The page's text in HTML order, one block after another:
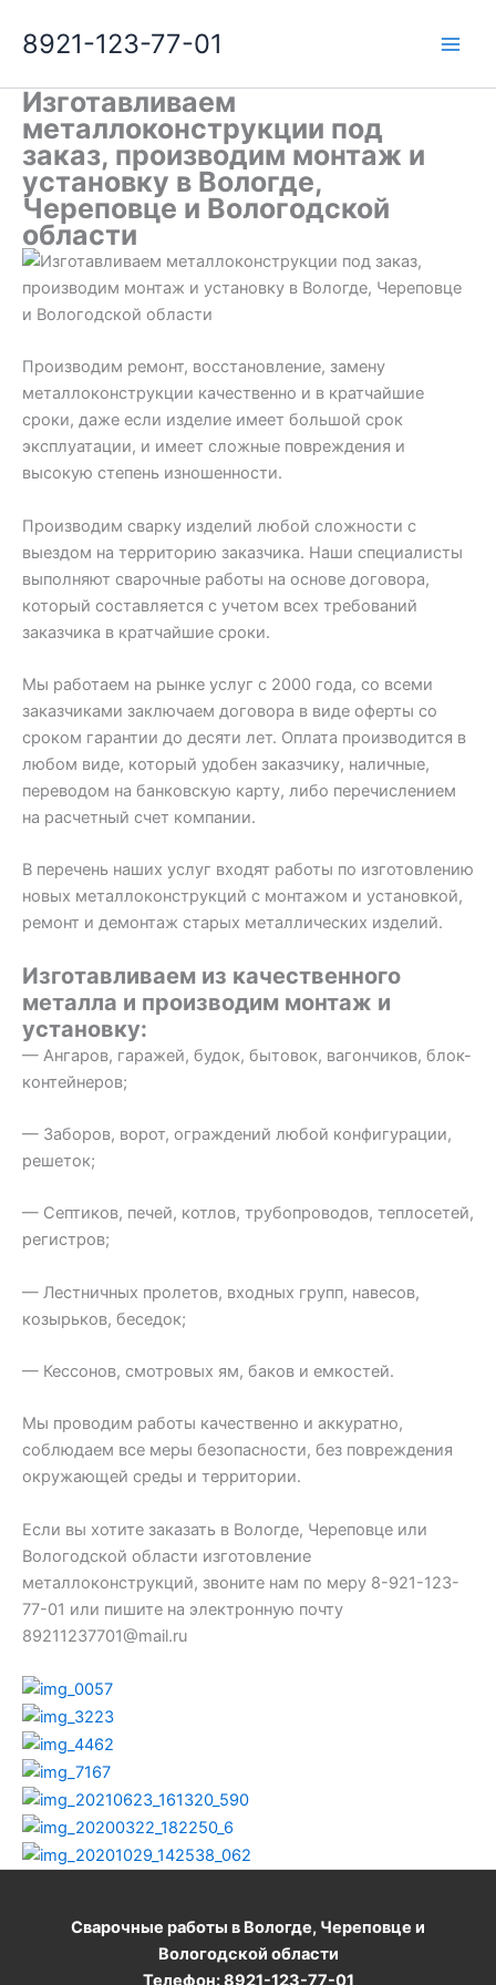
8921-123-77-01
Изготавливаем
металлоконструкции под
заказ, производим монтаж и
установку в Вологде,
Череповце и Вологодской
области
Производим ремонт, восстановление, замену
металлоконструкции качественно и в кратчайшие
сроки, даже если изделие имеет большой срок
эксплуатации, и имеет сложные повреждения и
высокую степень изношенности.
Производим сварку изделий любой сложности с
выездом на территорию заказчика. Наши специалисты
выполняют сварочные работы на основе договора,
который составляется с учетом всех требований
заказчика в кратчайшие сроки.
Мы работаем на рынке услуг с 2000 года, со всеми
заказчиками заключаем договора в виде оферты со
сроком гарантии до десяти лет. Оплата производится в
любом виде, который удобен заказчику, наличные,
переводом на банковскую карту, либо перечислением
на расчетный счет компании.
В перечень наших услуг входят работы по изготовлению
новых металлоконструкций с монтажом и установкой,
ремонт и демонтаж старых металлических изделий.
Изготавливаем из качественного
металла и производим монтаж и
установку:
— Ангаров, гаражей, будок, бытовок, вагончиков, блок-
контейнеров;
— Заборов, ворот, ограждений любой конфигурации,
решеток;
— Септиков, печей, котлов, трубопроводов, теплосетей,
регистров;
— Лестничных пролетов, входных групп, навесов,
козырьков, беседок;
— Кессонов, смотровых ям, баков и емкостей.
Мы проводим работы качественно и аккуратно,
соблюдаем все меры безопасности, без повреждения
окружающей среды и территории.
Если вы хотите заказать в Вологде, Череповце или
Вологодской области изготовление
металлоконструкций, звоните нам по меру 8-921-123-
77-01 или пишите на электронную почту
89211237701@mail.ru
Сварочные работы в Вологде, Череповце и
Вологодской области
Телефон: 8921-123-77-01